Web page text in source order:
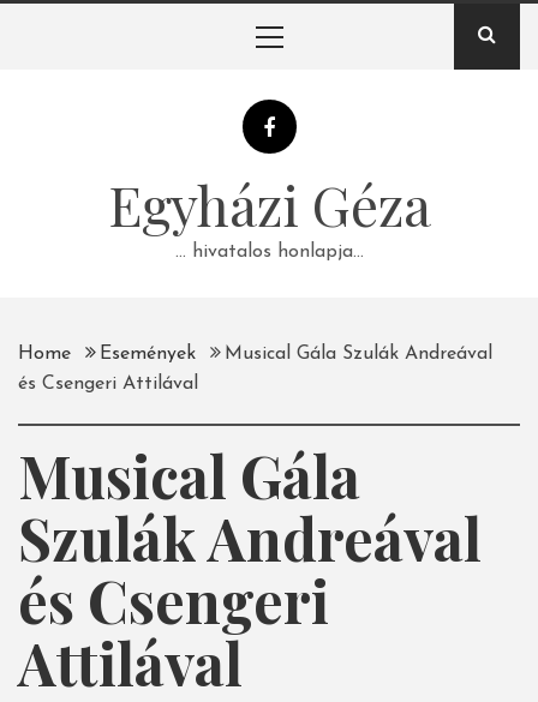
Egyházi Géza
… hivatalos honlapja…
Home Események
Musical Gála Szulák Andreával
és Csengeri Attilával
Musical Gála
Szulák Andreával
és Csengeri
Attilával